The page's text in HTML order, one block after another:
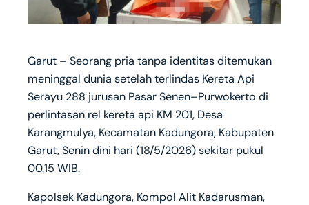
Garut – Seorang pria tanpa identitas ditemukan
meninggal dunia setelah terlindas Kereta Api
Serayu 288 jurusan Pasar Senen–Purwokerto di
perlintasan rel kereta api KM 201, Desa
Karangmulya, Kecamatan Kadungora, Kabupaten
Garut, Senin dini hari (18/5/2026) sekitar pukul
00.15 WIB.
Kapolsek Kadungora, Kompol Alit Kadarusman,